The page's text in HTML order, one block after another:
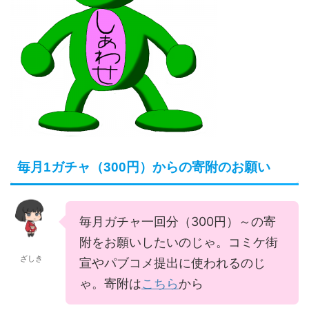
毎月1ガチャ（300円）からの寄附のお願い
ざしき
毎月ガチャ一回分（300円）～の寄
附をお願いしたいのじゃ。コミケ街
宣やパブコメ提出に使われるのじ
ゃ。寄附はこちらから